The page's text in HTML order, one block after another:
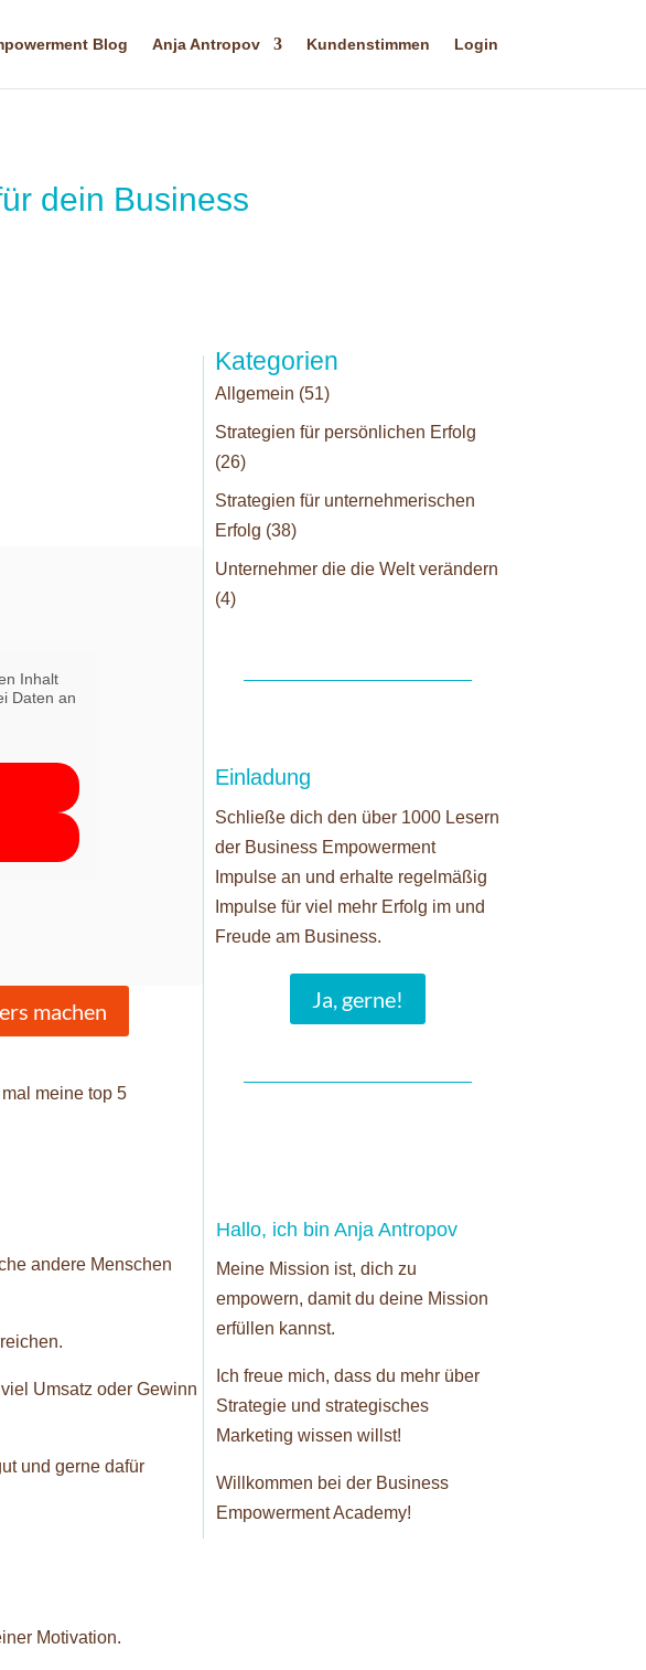
Blog Anja Antropov Kundenstimmen Login
dein Business
Inhalt
Daten an
machen
meine top 5
andere Menschen
Umsatz oder Gewinn
und gerne dafür
Motivation.
Kategorien
Allgemein (51)
Strategien für persönlichen Erfolg
(26)
Strategien für unternehmerischen
Erfolg (38)
Unternehmer die die Welt verändern
(4)
Einladung
Schließe dich den über 1000 Lesern
der Business Empowerment
Impulse an und erhalte regelmäßig
Impulse für viel mehr Erfolg im und
Freude am Business.
Ja, gerne!
Hallo, ich bin Anja Antropov
Meine Mission ist, dich zu
empowern, damit du deine Mission
erfüllen kannst.
Ich freue mich, dass du mehr über
Strategie und strategisches
Marketing wissen willst!
Willkommen bei der Business
Empowerment Academy!